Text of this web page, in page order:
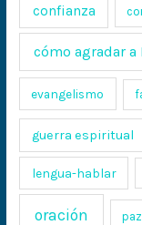
confianza
cómo agradar a
evangelismo
guerra espiritual
lengua-hablar
oración paz